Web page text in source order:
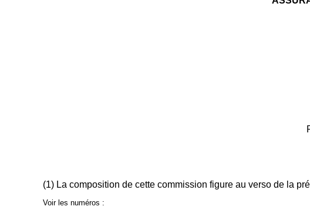
(1) La composition de cette commission figure au verso de la
Voir les numéros :